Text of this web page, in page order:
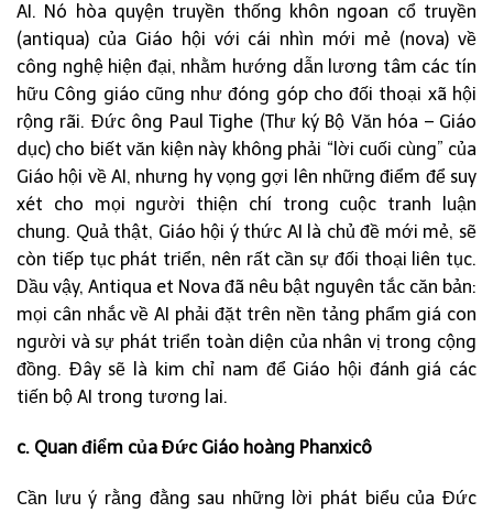
AI. Nó hòa quyện truyền thống khôn ngoan cổ truyền
(antiqua) của Giáo hội với cái nhìn mới mẻ (nova) về
công nghệ hiện đại, nhằm hướng dẫn lương tâm các tín
hữu Công giáo cũng như đóng góp cho đối thoại xã hội
rộng rãi. Đức ông Paul Tighe (Thư ký Bộ Văn hóa – Giáo
dục) cho biết văn kiện này không phải “lời cuối cùng” của
Giáo hội về AI, nhưng hy vọng gợi lên những điểm để suy
xét cho mọi người thiện chí trong cuộc tranh luận
chung. Quả thật, Giáo hội ý thức AI là chủ đề mới mẻ, sẽ
còn tiếp tục phát triển, nên rất cần sự đối thoại liên tục.
Dầu vậy, Antiqua et Nova đã nêu bật nguyên tắc căn bản:
mọi cân nhắc về AI phải đặt trên nền tảng phẩm giá con
người và sự phát triển toàn diện của nhân vị trong cộng
đồng. Đây sẽ là kim chỉ nam để Giáo hội đánh giá các
tiến bộ AI trong tương lai.
c. Quan điểm của Đức Giáo hoàng Phanxicô
Cần lưu ý rằng đằng sau những lời phát biểu của Đức